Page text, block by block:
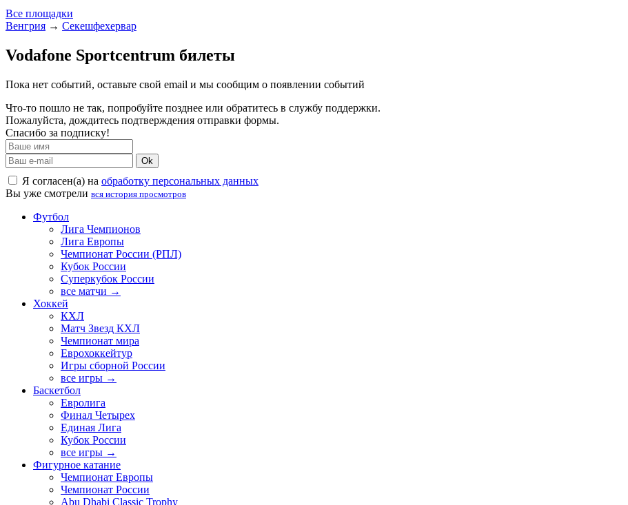
Все площадки
Венгрия → Секешфехервар
Vodafone Sportcentrum билеты
Пока нет событий, оставьте свой email и мы сообщим о появлении событий
Что-то пошло не так, попробуйте позднее или обратитесь в службу поддержки.
Пожалуйста, дождитесь подтверждения отправки формы.
Спасибо за подписку!
Ok
Я согласен(а) на обработку персональных данных
Вы уже смотрели вся история просмотров
Футбол
Лига Чемпионов
Лига Европы
Чемпионат России (РПЛ)
Кубок России
Суперкубок России
все матчи →
Хоккей
КХЛ
Матч Звезд КХЛ
Чемпионат мира
Еврохоккейтур
Игры сборной России
все игры →
Баскетбол
Евролига
Финал Четырех
Единая Лига
Кубок России
все игры →
Фигурное катание
Чемпионат Европы
Чемпионат России
Abu Dhabi Classic Trophy